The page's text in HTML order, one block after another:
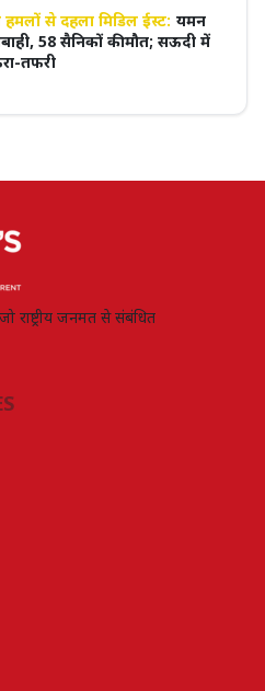
हमलों से दहला मिडिल ईस्ट: यमन
58 सैनिकों की मौत; सऊदी में
तफरी
राष्ट्रीय जनमत से संबंधित